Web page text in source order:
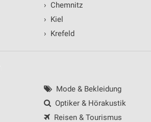
› Chemnitz
› Kiel
› Krefeld
Mode & Bekleidung
Optiker & Hörakustik
Reisen & Tourismus